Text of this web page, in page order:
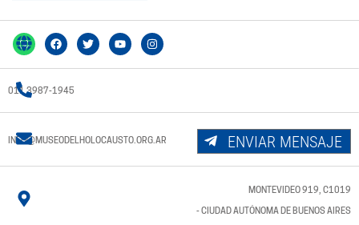
011 3987-1945
INFO@MUSEODELHOLOCAUSTO.ORG.AR ENVIAR MENSAJE
MONTEVIDEO 919, C1019
- CIUDAD AUTÓNOMA DE BUENOS AIRES